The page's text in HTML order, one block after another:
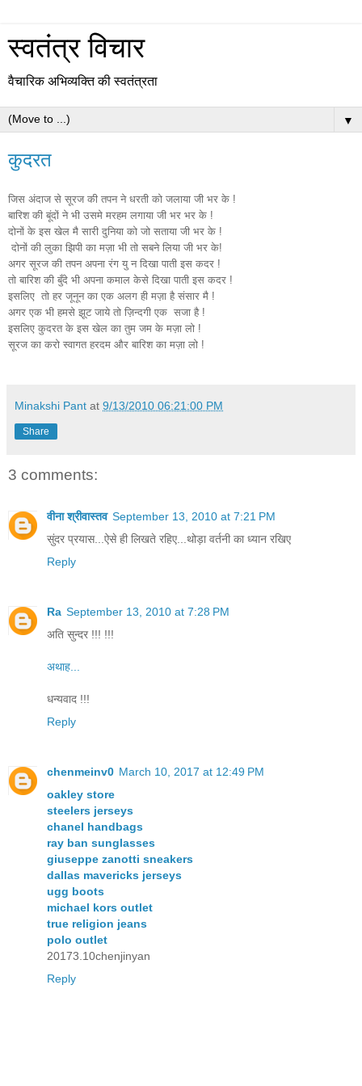
स्वतंत्र विचार
वैचारिक अभिव्यक्ति की स्वतंत्रता
▼
कुदरत
जिस अंदाज से सूरज की तपन ने धरती को जलाया जी भर के !
बारिश की बूंदों ने भी उसमे मरहम लगाया जी भर भर के !
दोनों के इस खेल मै सारी दुनिया को जो सताया जी भर के !
दोनों की लुका झिपी का मज़ा भी तो सबने लिया जी भर के!
अगर सूरज की तपन अपना रंग यु न दिखा पाती इस कदर !
तो बारिश की बुँदे भी अपना कमाल केसे दिखा पाती इस कदर !
इसलिए तो हर जूनून का एक अलग ही मज़ा है संसार मै !
अगर एक भी हमसे झूट जाये तो ज़िन्दगी एक सजा है !
इसलिए कुदरत के इस खेल का तुम जम के मज़ा लो !
सूरज का करो स्वागत हरदम और बारिश का मज़ा लो !
Minakshi Pant at 9/13/2010 06:21:00 PM
Share
3 comments:
वीना श्रीवास्तव September 13, 2010 at 7:21 PM
सुंदर प्रयास...ऐसे ही लिखते रहिए...थोड़ा वर्तनी का ध्यान रखिए
Reply
Ra September 13, 2010 at 7:28 PM
अति सुन्दर !!! !!!
अथाह...
धन्यवाद !!!
Reply
chenmeinv0 March 10, 2017 at 12:49 PM
oakley store
steelers jerseys
chanel handbags
ray ban sunglasses
giuseppe zanotti sneakers
dallas mavericks jerseys
ugg boots
michael kors outlet
true religion jeans
polo outlet
20173.10chenjinyan
Reply